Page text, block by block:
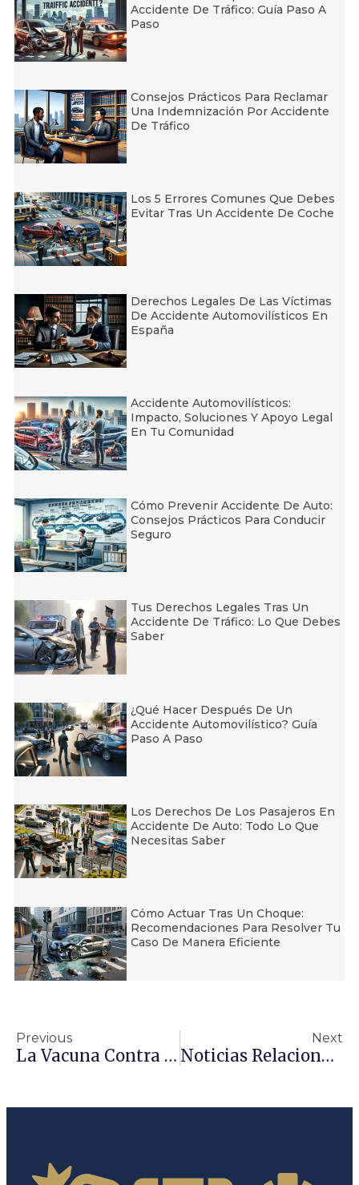
Accidente De Tráfico: Guía Paso A
Paso
Consejos Prácticos Para Reclamar
Una Indemnización Por Accidente
De Tráfico
Los 5 Errores Comunes Que Debes
Evitar Tras Un Accidente De Coche
Derechos Legales De Las Víctimas
De Accidente Automovilísticos En
España
Accidente Automovilísticos:
Impacto, Soluciones Y Apoyo Legal
En Tu Comunidad
Cómo Prevenir Accidente De Auto:
Consejos Prácticos Para Conducir
Seguro
Tus Derechos Legales Tras Un
Accidente De Tráfico: Lo Que Debes
Saber
¿Qué Hacer Después De Un
Accidente Automovilístico? Guía
Paso A Paso
Los Derechos De Los Pasajeros En
Accidente De Auto: Todo Lo Que
Necesitas Saber
Cómo Actuar Tras Un Choque:
Recomendaciones Para Resolver Tu
Caso De Manera Eficiente
Previous
La Vacuna Contra La COVID-19 Pudiera Ser Pronto Un Requisito En El Lugar De Trabajo
Next
Noticias Relacionadas Con La Ley De Empleo Y El COVID-19